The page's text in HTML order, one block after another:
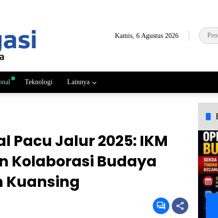
Kamis, 6 Agustus 2026
Teknologi Lainnya
Pacu Jalur 2025: IKM
Kolaborasi Budaya
Kuansing